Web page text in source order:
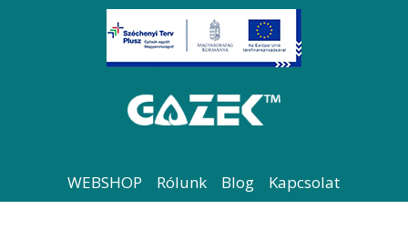
WEBSHOP Rólunk Blog Kapcsolat